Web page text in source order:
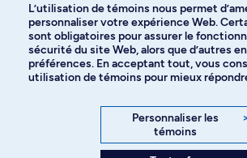
Langues
Facebook
L’utilisation de témoins nous permet
personnaliser votre expérience Web.
sont obligatoires pour assurer le
sécurité du site Web, alors que d’autres
préférences. En acceptant tout, vous
utilisation de témoins pour mieux
Personnaliser les
témoins
>